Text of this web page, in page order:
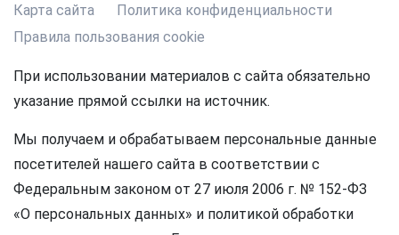
Карта сайта
Политика конфиденциальности
Правила пользования cookie
При использовании материалов с сайта обязательно
указание прямой ссылки на источник.
Мы получаем и обрабатываем персональные данные
посетителей нашего сайта в соответствии с
Федеральным законом от 27 июля 2006 г. № 152-ФЗ
«О персональных данных» и политикой обработки